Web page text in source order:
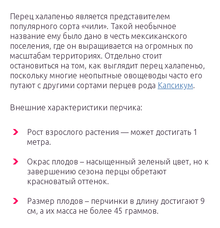
Перец халапеньо является представителем
популярного сорта «чили». Такой необычное
название ему было дано в честь мексиканского
поселения, где он выращивается на огромных по
масштабам территориях. Отдельно стоит
остановиться на том, как выглядит перец халапеньо,
поскольку многие неопытные овощеводы часто его
путают с другими сортами перцев рода Капсикум.
Внешние характеристики перчика:
Рост взрослого растения — может достигать 1
метра.
Окрас плодов – насыщенный зеленый цвет, но к
завершению сезона перцы обретают
красноватый оттенок.
Размер плодов – перчинки в длину достигают 9
см, а их масса не более 45 граммов.